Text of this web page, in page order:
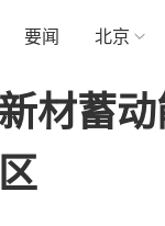
要闻 北京
材蓄